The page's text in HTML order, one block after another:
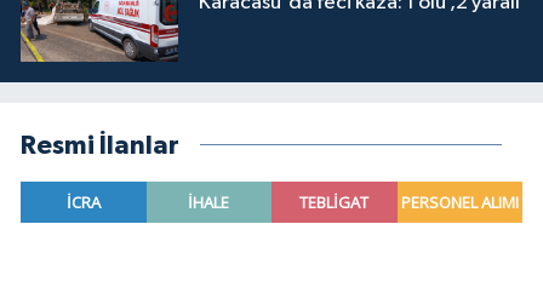
Resmi İlanlar